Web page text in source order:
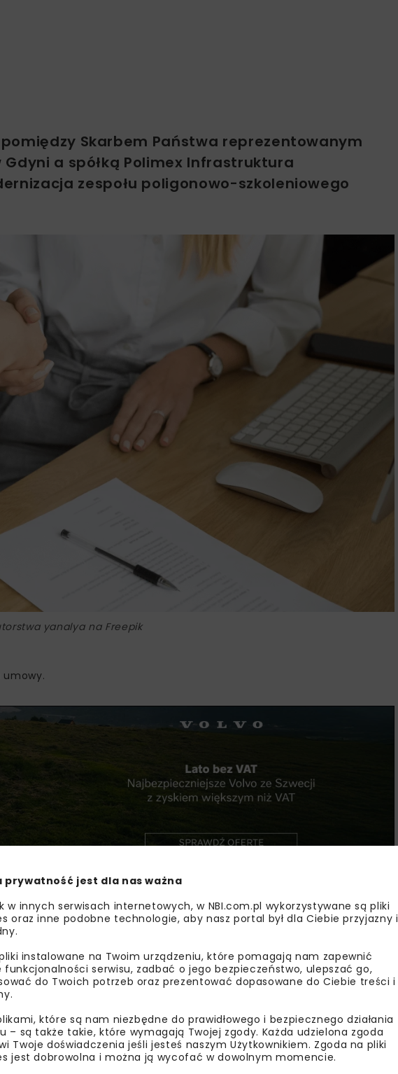
Skarbem Państwa reprezentowanym
a spółką Polimex Infrastruktura
zespołu poligonowo-szkoleniowego
yanalya na Freepik
i wyniesie 41 557 518,84 zł brutto.
szkoleniowe, a także zintegrowane stanowisko do ćwiczeń
projekt realizowane przez Polimex Infrastruktura dla Rejonowego
POLIMEX INFRASTRUKTURA
REJONOWY ZARZĄD INFRASTRUKTURY W GDYNI
prywatność jest dla nas ważna
w innych serwisach internetowych, w NBI.com.pl wykorzystywane są pliki
oraz inne podobne technologie, aby nasz portal był dla Ciebie przyjazny i
instalowane na Twoim urządzeniu, które pomagają nam zapewnić
funkcjonalności serwisu, zadbać o jego bezpieczeństwo, ulepszać go,
do Twoich potrzeb oraz prezentować dopasowane do Ciebie treści i
które są nam niezbędne do prawidłowego i bezpiecznego działania
– są także takie, które wymagają Twojej zgody. Każda udzielona zgoda
Twoje doświadczenia jeśli jesteś naszym Użytkownikiem. Zgoda na pliki
jest dobrowolna i można ją wycofać w dowolnym momencie.